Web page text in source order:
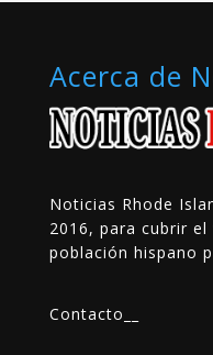
Acerca de
Noticias Rhode
2016, para cubrir
población hispano
Contacto